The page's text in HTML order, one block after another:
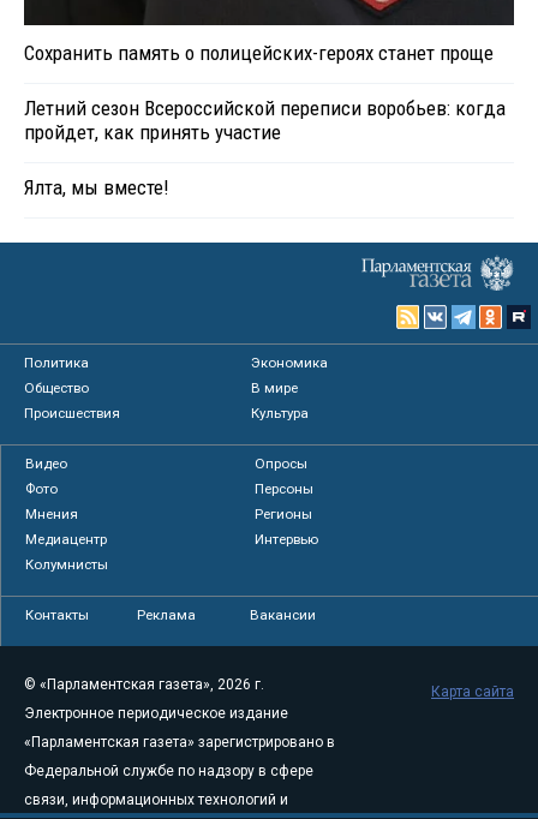
Сохранить память о полицейских-героях станет проще
Летний сезон Всероссийской переписи воробьев: когда
пройдет, как принять участие
Ялта, мы вместе!
Политика
Экономика
Общество
В мире
Происшествия
Культура
Видео
Опросы
Фото
Персоны
Мнения
Регионы
Медиацентр
Интервью
Колумнисты
Контакты Реклама Вакансии
© «Парламентская газета», 2026 г.
Электронное периодическое издание
«Парламентская газета» зарегистрировано в
Федеральной службе по надзору в сфере
связи, информационных технологий и
Карта сайта